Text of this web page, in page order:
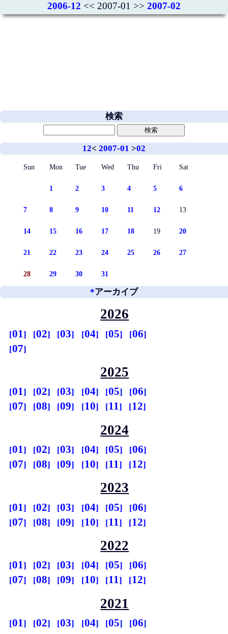
2006-12 << 2007-01 >> 2007-02
検索
12< 2007-01 >02
Sun Mon Tue Wed Thu Fri Sat
1 2 3 4 5 6
7 8 9 10 11 12 13
14 15 16 17 18 19 20
21 22 23 24 25 26 27
28 29 30 31
*アーカイブ
2026
01 02 03 04 05
06
07
2025
01 02 03 04 05
06
07
08 09 10 11 12
2024
01 02 03 04 05
06
07
08 09 10 11 12
2023
01 02 03 04 05
06
07
08 09 10 11 12
2022
01 02 03 04 05
06
07
08 09 10 11 12
2021
01 02 03 04 05
06